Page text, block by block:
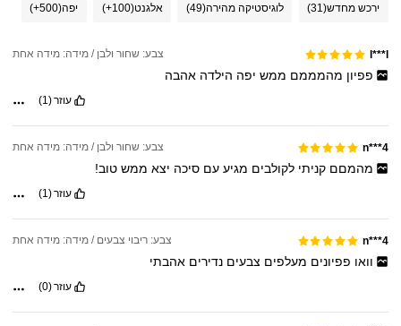
ירכש מחדש(31) לוגיסטיקה מהירה(49) אלגנט(100+) יפה(500+)
l***l צבע: שחור ולבן / מידה: מידה אחת
פפיון מהמממם ממש יפה הילדה אהבה
עוזר(1)
n***4 צבע: שחור ולבן / מידה: מידה אחת
מהמםם קניתי לקולבים מגיע עם סיכה יצא ממש טוב!
עוזר(1)
n***4 צבע: ריבוי צבעים / מידה: מידה אחת
וואו פפיונים מעלפים צבעים נדירים אהבתי
עוזר(0)